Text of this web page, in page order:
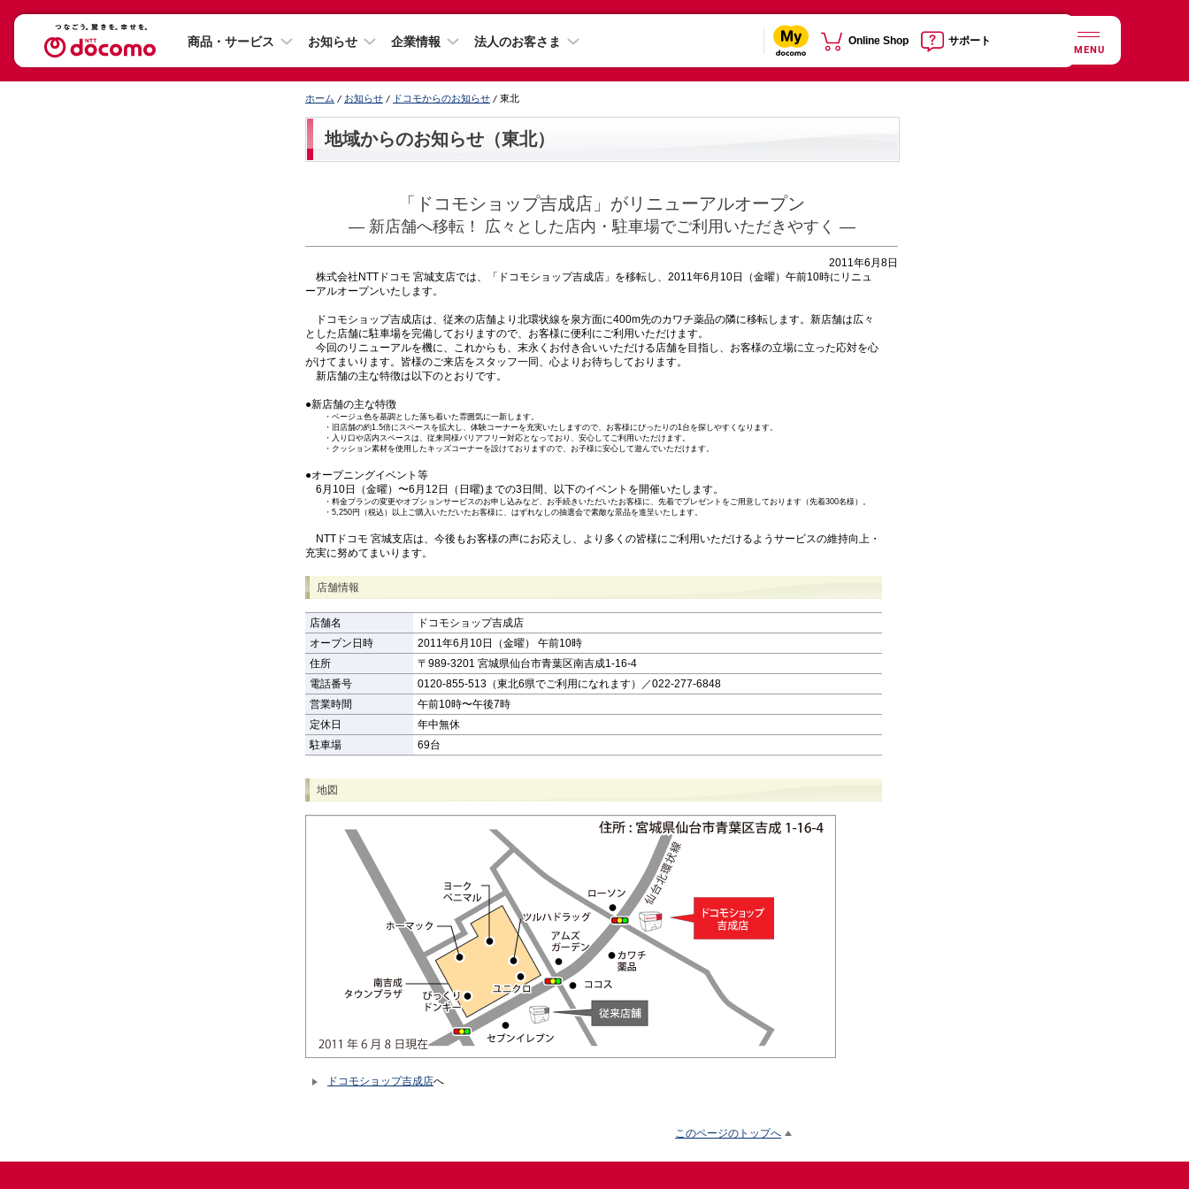
商品・サービス お知らせ 企業情報 法人のお客さま Online Shop サポート
MENU
ホーム お知らせ ドコモからのお知らせ 東北
地域からのお知らせ（東北）
「ドコモショップ吉成店」がリニューアルオープン
— 新店舗へ移転！ 広々とした店内・駐車場でご利用いただきやすく —
2011年6月8日
株式会社NTTドコモ 宮城支店では、「ドコモショップ吉成店」を移転し、2011年6月10日（金曜）午前10時にリニュ
ーアルオープンいたします。
ドコモショップ吉成店は、従来の店舗より北環状線を泉方面に400m先のカワチ薬品の隣に移転します。新店舗は広々
とした店舗に駐車場を完備しておりますので、お客様に便利にご利用いただけます。
今回のリニューアルを機に、これからも、末永くお付き合いいただける店舗を目指し、お客様の立場に立った応対を心
がけてまいります。皆様のご来店をスタッフ一同、心よりお待ちしております。
新店舗の主な特徴は以下のとおりです。
●新店舗の主な特徴
・ ベージュ色を基調とした落ち着いた雰囲気に一新します。
・ 旧店舗の約1.5倍にスペースを拡大し、体験コーナーを充実いたしますので、お客様にぴったりの1台を探しやすくなります。
・ 入り口や店内スペースは、従来同様バリアフリー対応となっており、安心してご利用いただけます。
・ クッション素材を使用したキッズコーナーを設けておりますので、お子様に安心して遊んでいただけます。
●オープニングイベント等
6月10日（金曜）〜6月12日（日曜)までの3日間、以下のイベントを開催いたします。
・ 料金プランの変更やオプションサービスのお申し込みなど、お手続きいただいたお客様に、先着でプレゼントをご用意しております（先着300名様）。
・ 5,250円（税込）以上ご購入いただいたお客様に、はずれなしの抽選会で素敵な景品を進呈いたします。
NTTドコモ 宮城支店は、今後もお客様の声にお応えし、より多くの皆様にご利用いただけるようサービスの維持向上・
充実に努めてまいります。
店舗情報
店舗名
ドコモショップ吉成店
オープン日時
2011年6月10日（金曜） 午前10時
住所
〒989-3201 宮城県仙台市青葉区南吉成1-16-4
電話番号
0120-855-513（東北6県でご利用になれます）／022-277-6848
営業時間
午前10時〜午後7時
定休日
年中無休
駐車場
69台
地図
ドコモショップ吉成店へ
このページのトップへ